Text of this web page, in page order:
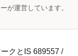
が運営しています。
クとIS 689557 /